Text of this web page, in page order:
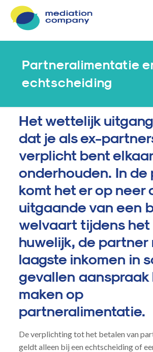
Partneralimentatie
echtscheiding
Het wettelijk
dat je als ex-
verplicht bent
onderhouden. In de
komt het er op neer
uitgaande van een
welvaart tijdens het
huwelijk, de partner
laagste inkomen in
gevallen aanspraak
maken op
partneralimentatie.
De verplichting tot het betalen van
geldt alleen bij een echtscheiding of